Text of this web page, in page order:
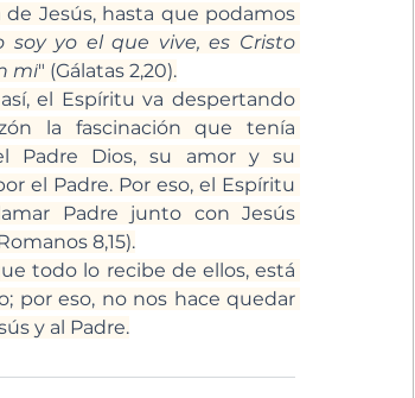
de Jesús, hasta que podamos
soy yo el que vive, es Cristo
mí" (Gálatas 2,20).
el Espíritu va despertando
la fascinación que tenía
Padre Dios, su amor y su
el Padre. Por eso, el Espíritu
Padre junto con Jesús
8,15).
todo lo recibe de ellos, está
por eso, no nos hace quedar
y al Padre.